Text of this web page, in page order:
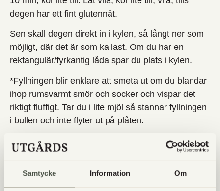
Samtycke Information Om
degen har ett fint glutennät.
Sen skall degen direkt in i kylen, så långt ner som
möjligt, där det är som kallast. Om du har en
rektangulär/fyrkantig låda spar du plats i kylen.
*Fyllningen blir enklare att smeta ut om du blandar
ihop rumsvarmt smör och socker och vispar det
riktigt fluffigt. Tar du i lite mjöl så stannar fyllningen
i bullen och inte flyter ut på plåten.
*När du ska jäsa upp bullarna innan gräddning kan
du tända lampan i ugnen, koka upp vatten i en
Ingen handduk över bullarna för den kommer